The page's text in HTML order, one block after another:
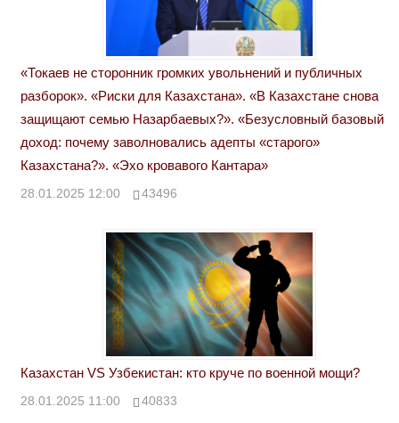
«Токаев не сторонник громких увольнений и публичных
разборок». «Риски для Казахстана». «В Казахстане снова
защищают семью Назарбаевых?». «Безусловный базовый
доход: почему заволновались адепты «старого»
Казахстана?». «Эхо кровавого Кантара»
28.01.2025 12:00 43496
Казахстан VS Узбекистан: кто круче по военной мощи?
28.01.2025 11:00 40833